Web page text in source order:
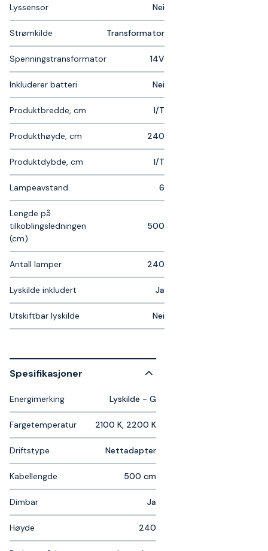
Lyssensor Nei
Strømkilde Transformator
Spenningstransformator 14V
Inkluderer batteri Nei
Produktbredde, cm I/T
Produkthøyde, cm 240
Produktdybde, cm I/T
Lampeavstand 6
Lengde på
tilkoblingsledningen
(cm)
500
Antall lamper 240
Lyskilde inkludert Ja
Utskiftbar lyskilde Nei
Spesifikasjoner
Energimerking Lyskilde - G
Fargetemperatur 2100 K, 2200 K
Driftstype Nettadapter
Kabellengde 500 cm
Dimbar Ja
Høyde 240